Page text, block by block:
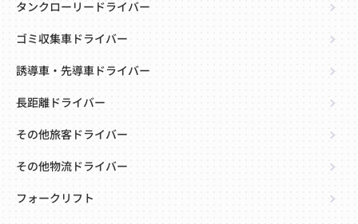
タンクローリードライバー
ゴミ収集車ドライバー
誘導車・先導車ドライバー
長距離ドライバー
その他旅客ドライバー
その他物流ドライバー
フォークリフト